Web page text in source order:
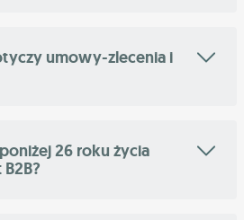
umowy-zlecenia i
26 roku życia